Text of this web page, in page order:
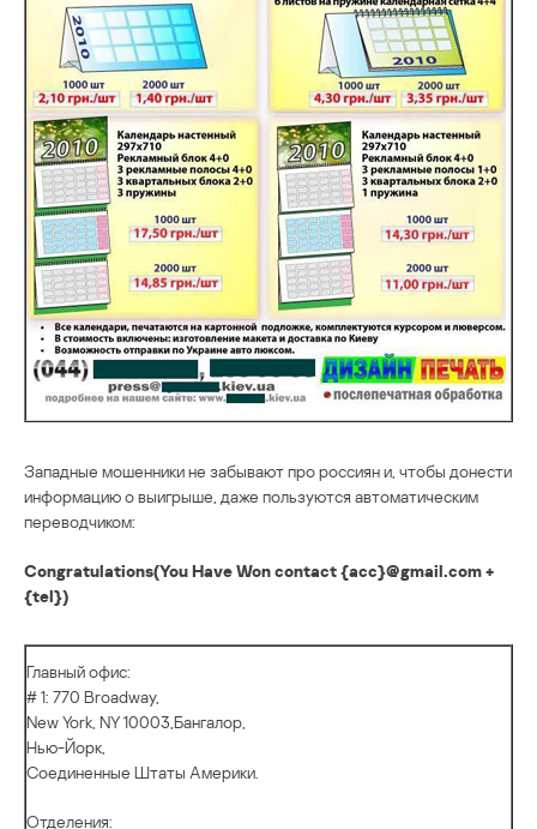
Западные мошенники не забывают про россиян и, чтобы донести
информацию о выигрыше, даже пользуются автоматическим
переводчиком:
Congratulations(You Have Won contact {acc}@gmail.com +
{tel})
Главный офис:
# 1: 770 Broadway,
New York, NY 10003,Бангалор,
Нью-Йорк,
Соединенные Штаты Америки.
Отделения: